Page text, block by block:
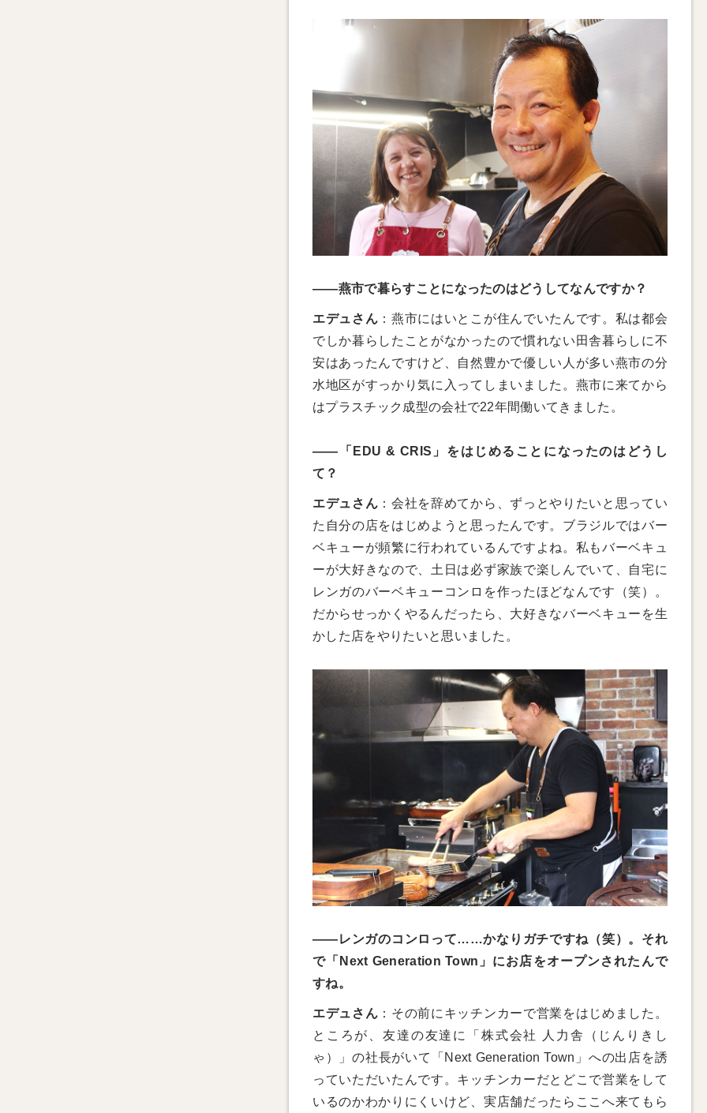
——燕市で暮らすことになったのはどうしてなんですか？
エデュさん ：燕市にはいとこが住んでいたんです。私は都会
でしか暮らしたことがなかったので慣れない田舎暮らしに不
安はあったんですけど、自然豊かで優しい人が多い燕市の分
水地区がすっかり気に入ってしまいました。燕市に来てから
はプラスチック成型の会社で22年間働いてきました。
——「EDU & CRIS」をはじめることになったのはどうし
て？
エデュさん ：会社を辞めてから、ずっとやりたいと思ってい
た自分の店をはじめようと思ったんです。ブラジルではバー
ベキューが頻繁に行われているんですよね。私もバーベキュ
ーが大好きなので、土日は必ず家族で楽しんでいて、自宅に
レンガのバーベキューコンロを作ったほどなんです（笑）。
だからせっかくやるんだったら、大好きなバーベキューを生
かした店をやりたいと思いました。
——レンガのコンロって……かなりガチですね（笑）。それ
で「Next Generation Town」にお店をオープンされたんで
すね。
エデュさん ：その前にキッチンカーで営業をはじめました。
ところが、友達の友達に「株式会社 人力舎（じんりきし
ゃ）」の社長がいて「Next Generation Town」への出店を誘
っていただいたんです。キッチンカーだとどこで営業をして
いるのかわかりにくいけど、実店舗だったらここへ来てもら